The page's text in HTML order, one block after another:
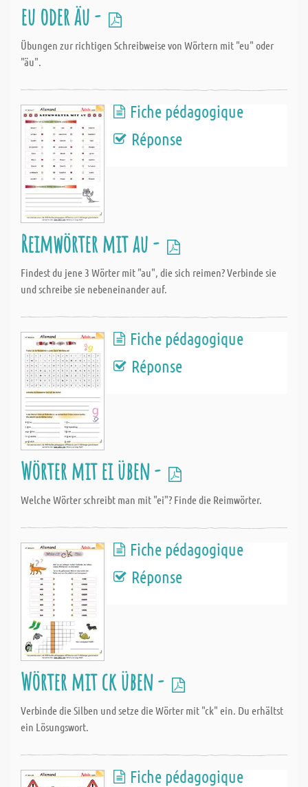
eu oder äu -
Übungen zur richtigen Schreibweise von Wörtern mit "eu" oder
"äu".
Fiche pédagogique
Réponse
Reimwörter mit au -
Findest du jene 3 Wörter mit "au", die sich reimen? Verbinde sie
und schreibe sie nebeneinander auf.
Fiche pédagogique
Réponse
Wörter mit ei üben -
Welche Wörter schreibt man mit "ei"? Finde die Reimwörter.
Fiche pédagogique
Réponse
Wörter mit ck üben -
Verbinde die Silben und setze die Wörter mit "ck" ein. Du erhältst
ein Lösungswort.
Fiche pédagogique